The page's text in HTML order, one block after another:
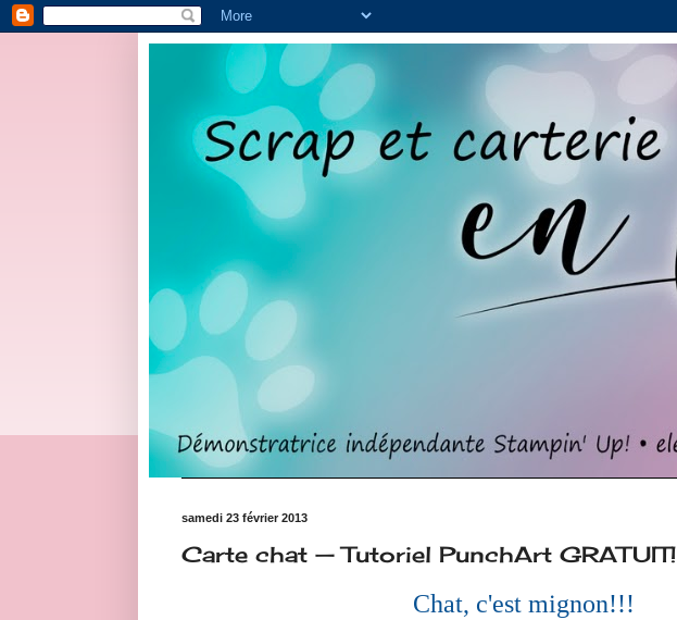
samedi 23 février 2013
Carte chat — Tutoriel PunchArt GRATUIT!
Chat, c'est mignon!!!